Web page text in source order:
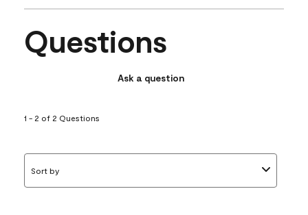
Questions
Ask a question
1 - 2 of 2 Questions
Sort by